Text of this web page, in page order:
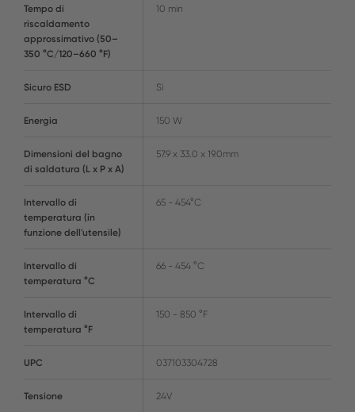
Tempo di
riscaldamento
approssimativo (50–
350 °C/120–660 °F)
10 min
Sicuro ESD Sì
Energia 150 W
Dimensioni del bagno
di saldatura (L x P x A)
57.9 x 33.0 x 19.0mm
Intervallo di
temperatura (in
funzione dell'utensile)
65 - 454°C
Intervallo di
temperatura °C
66 - 454 °C
Intervallo di
temperatura °F
150 - 850 °F
UPC 037103304728
Tensione 24V